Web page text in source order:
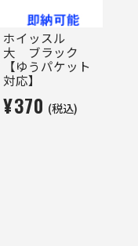
ホイッスル
大 ブラック
【ゆうパケット
対応】
¥370 (税込)